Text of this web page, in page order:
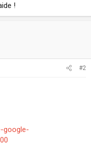
!
#2
google-